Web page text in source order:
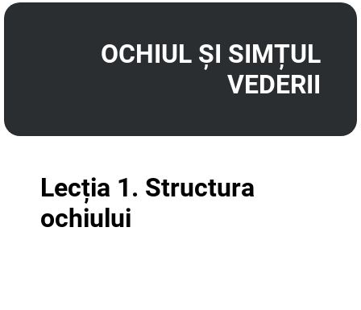
OCHIUL ȘI SIMȚUL
VEDERII
Lecția 1. Structura
ochiului